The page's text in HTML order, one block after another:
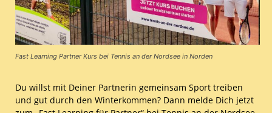
Fast Learning Partner Kurs bei Tennis an der Nordsee in Norden
Du willst mit Deiner Partnerin gemeinsam Sport treiben
und gut durch den Winterkommen? Dann melde Dich jetzt